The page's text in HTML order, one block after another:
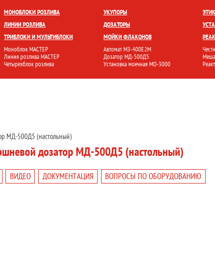
МОНОБЛОКИ РОЗЛИВА
ЛИНИИ РОЗЛИВА
ТРИБЛОКИ И МУЛЬТИБЛОКИ
Моноблок МАСТЕР
Линия розлива МАСТЕР
Четырехблок розлива
УКУПОРЫ
ДОЗАТОРЫ
МОЙКИ ФЛАКОНОВ
Автомат МЗ-400Е2М
Дозатор МД-500Д5
Установка моечная МО-3000
УКУПОРКА РОЗЛИВ И ФАСОВКА МОЙКА ТАРЫ НАКЛЕЙКА ЭТИКЕТКИ
МД-500Д5 (настольный)
дозатор МД-500Д5 (настольный)
ВИДЕО ДОКУМЕНТАЦИЯ
ВОПРОСЫ ПО ОБОРУДОВАНИЮ